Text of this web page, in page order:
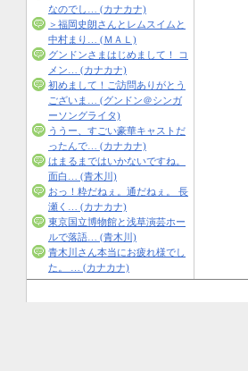
なのでし… (カナカナ)
＞福岡史朗さんとレムスイムと
中村まり… (ＭＡＬ)
グンドンさまはじめまして！ コ
メン… (カナカナ)
初めまして！ご訪問ありがとう
ございま… (グンドン＠シンガ
ーソングライタ)
ううー、すごい豪華キャストだ
ったんで… (カナカナ)
はまるまではいかないですね。
面白… (青木川)
おっ！粋だねぇ。通だねぇ。 長
瀬く… (カナカナ)
東京国立博物館と浅草演芸ホー
ルで落語… (青木川)
青木川さん本当にお疲れ様でし
た。 … (カナカナ)